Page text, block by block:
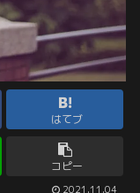
はてブ
コピー
2021.11.04